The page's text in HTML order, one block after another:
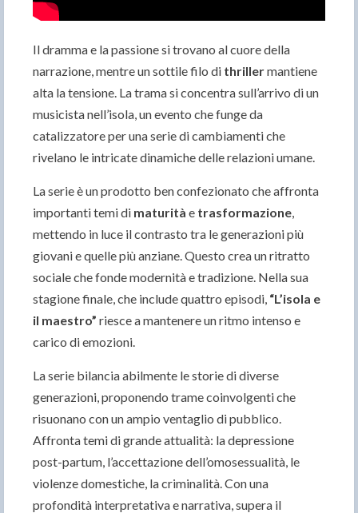
Il dramma e la passione si trovano al cuore della
narrazione, mentre un sottile filo di thrillermantiene
alta la tensione. La trama si concentra sull’arrivo di un
musicista nell’isola, un evento che funge da
catalizzatore per una serie di cambiamenti che
rivelano le intricate dinamiche delle relazioni umane.
La serie è un prodotto ben confezionato che affronta
importanti temi di maturità e trasformazione
mettendo in luce il contrasto tra le generazioni più
giovani e quelle più anziane. Questo crea un ritratto
sociale che fonde modernità e tradizione. Nella sua
stagione finale, che include quattro episodi, “L’isola e
il maestro” riesce a mantenere un ritmo intenso e
carico di emozioni.
La serie bilancia abilmente le storie di diverse
generazioni, proponendo trame coinvolgenti che
risuonano con un ampio ventaglio di pubblico.
Affronta temi di grande attualità: la depressione
post-partum, l’accettazione dell’omosessualità, le
violenze domestiche, la criminalità. Con una
profondità interpretativa e narrativa, supera il